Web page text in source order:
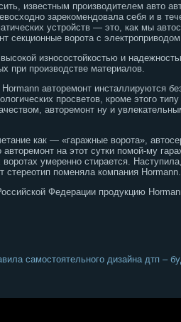
известным производителем авто
зарекомендовала себя и в
устройств — это, как мы
секционные ворота с
износостойкостью и
при производстве материалов.
авторемонт инсталлируются
просветов, кроме этого
авторемонт ну и
как — «гаражные ворота»,
на этот сутки помой-му
умеренно стирается.
поменяла компания Hormann.
Федерации продукцию
самостоятельного дизайна дтп –